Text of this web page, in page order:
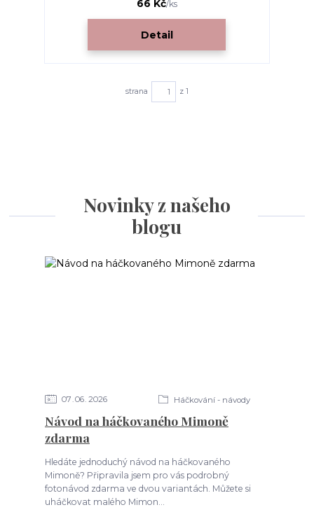
66 Kč/ks
Detail
strana z 1
Novinky z našeho
blogu
07 06 2026 Háčkování - návody
Návod na háčkovaného Mimoně
zdarma
Hledáte jednoduchý návod na háčkovaného
Mimoně? Připravila jsem pro vás podrobný
fotonávod zdarma ve dvou variantách. Můžete si
uháčkovat malého Mimon...